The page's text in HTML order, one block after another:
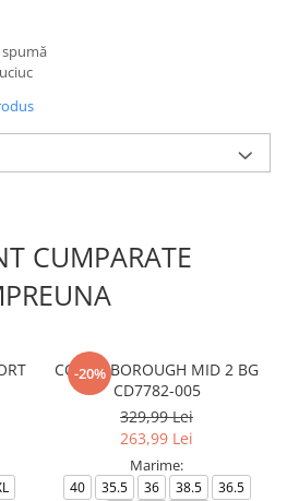
CUMPARATE
-20%
COURT BOROUGH MID 2 BG
CD7782-005
329,99 Lei
263,99 Lei
Marime:
40 35.5 36 38.5
36.5